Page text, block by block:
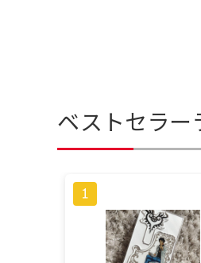
ベストセラー